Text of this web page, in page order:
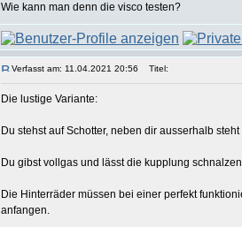
Wie kann man denn die visco testen?
Verfasst am: 11.04.2021 20:56 Titel:
Die lustige Variante:
Du stehst auf Schotter, neben dir ausserhalb
Du gibst vollgas und lässt die kupplung
Die Hinterräder müssen bei einer perfekt
anfangen.